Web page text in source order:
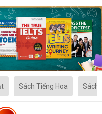
Sách Tiếng Hoa Sách